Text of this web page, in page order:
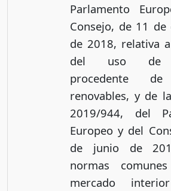
Parlamento
Consejo, de 11 de
de 2018, relativa
del uso de
procedente
renovables, y de
2019/944, del
Europeo y del
de junio de
normas
mercado